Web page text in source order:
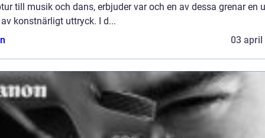
till musik och dans, erbjuder var och en av dessa grenar en
konstnärligt uttryck. I d...
03 april